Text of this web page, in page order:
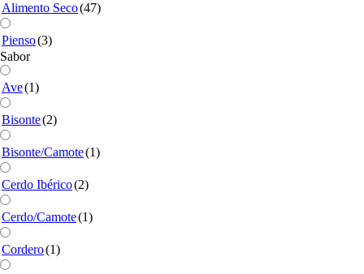
Alimento Seco(47)
Pienso(3)
Sabor
Ave(1)
Bisonte(2)
Bisonte/Camote(1)
Cerdo Ibérico(2)
Cerdo/Camote(1)
Cordero(1)